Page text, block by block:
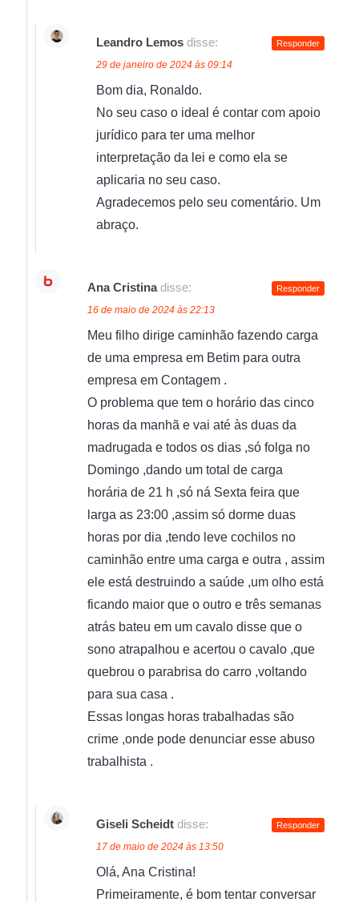
Leandro Lemos disse:
29 de janeiro de 2024 às 09:14
Bom dia, Ronaldo.
No seu caso o ideal é contar com apoio
jurídico para ter uma melhor
interpretação da lei e como ela se
aplicaria no seu caso.
Agradecemos pelo seu comentário. Um
abraço.
Responder
Ana Cristina disse:
16 de maio de 2024 às 22:13
Meu filho dirige caminhão fazendo carga
de uma empresa em Betim para outra
empresa em Contagem .
O problema que tem o horário das cinco
horas da manhã e vai até às duas da
madrugada e todos os dias ,só folga no
Domingo ,dando um total de carga
horária de 21 h ,só ná Sexta feira que
larga as 23:00 ,assim só dorme duas
horas por dia ,tendo leve cochilos no
caminhão entre uma carga e outra , assim
ele está destruindo a saúde ,um olho está
ficando maior que o outro e três semanas
atrás bateu em um cavalo disse que o
sono atrapalhou e acertou o cavalo ,que
quebrou o parabrisa do carro ,voltando
para sua casa .
Essas longas horas trabalhadas são
crime ,onde pode denunciar esse abuso
trabalhista .
Responder
Giseli Scheidt disse:
17 de maio de 2024 às 13:50
Olá, Ana Cristina!
Primeiramente, é bom tentar conversar
Responder